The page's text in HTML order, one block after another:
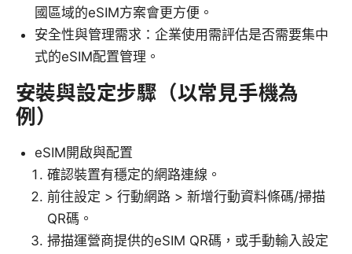
國區域的eSIM方案會更方便。
安全性與管理需求：企業使用需評估是否需要集中
式的eSIM配置管理。
安裝與設定步驟（以常見手機為
例）
eSIM開啟與配置
確認裝置有穩定的網路連線。
前往設定 > 行動網路 > 新增行動資料條碼/掃描
QR碼。
掃描運營商提供的eSIM QR碼，或手動輸入設定